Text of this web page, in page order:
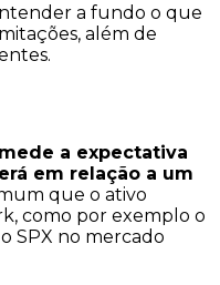
a fundo o que
além de
a expectativa
em relação a um
que o ativo
, como por exemplo o
SPX no mercado